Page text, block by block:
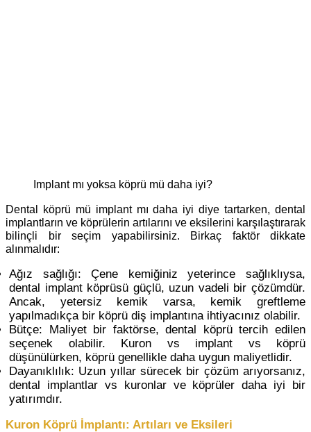
implant mı yoksa köprü mü daha iyi?
Dental köprü mü implant mı daha iyi diye tartarken, dental
implantların ve köprülerin artılarını ve eksilerini karşılaştırarak
bilinçli bir seçim yapabilirsiniz. Birkaç faktör dikkate
alınmalıdır:
Ağız sağlığı: Çene kemiğiniz yeterince sağlıklıysa,
dental implant köprüsü güçlü, uzun vadeli bir çözümdür.
Ancak, yetersiz kemik varsa, kemik greftleme
yapılmadıkça bir köprü diş implantına ihtiyacınız olabilir.
Bütçe: Maliyet bir faktörse, dental köprü tercih edilen
seçenek olabilir. Kuron vs implant vs köprü
düşünülürken, köprü genellikle daha uygun maliyetlidir.
Dayanıklılık: Uzun yıllar sürecek bir çözüm arıyorsanız,
dental implantlar vs kuronlar ve köprüler daha iyi bir
yatırımdır.
Kuron Köprü İmplantı: Artıları ve Eksileri